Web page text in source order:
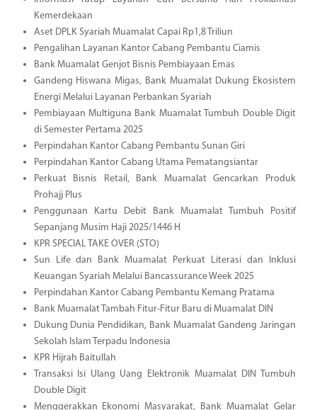
Kemerdekaan
Aset DPLK Syariah Muamalat Capai Rp1,8 Triliun
Pengalihan Layanan Kantor Cabang Pembantu Ciamis
Bank Muamalat Genjot Bisnis Pembiayaan Emas
Gandeng Hiswana Migas, Bank Muamalat Dukung Ekosistem
Energi Melalui Layanan Perbankan Syariah
Pembiayaan Multiguna Bank Muamalat Tumbuh Double Digit
di Semester Pertama 2025
Perpindahan Kantor Cabang Pembantu Sunan Giri
Perpindahan Kantor Cabang Utama Pematangsiantar
Perkuat Bisnis Retail, Bank Muamalat Gencarkan Produk
Prohajj Plus
Penggunaan Kartu Debit Bank Muamalat Tumbuh Positif
Sepanjang Musim Haji 2025/1446 H
KPR SPECIAL TAKE OVER (STO)
Sun Life dan Bank Muamalat Perkuat Literasi dan Inklusi
Keuangan Syariah Melalui Bancassurance Week 2025
Perpindahan Kantor Cabang Pembantu Kemang Pratama
Bank Muamalat Tambah Fitur-Fitur Baru di Muamalat DIN
Dukung Dunia Pendidikan, Bank Muamalat Gandeng Jaringan
Sekolah Islam Terpadu Indonesia
KPR Hijrah Baitullah
Transaksi Isi Ulang Uang Elektronik Muamalat DIN Tumbuh
Double Digit
Menggerakkan Ekonomi Masyarakat, Bank Muamalat Gelar